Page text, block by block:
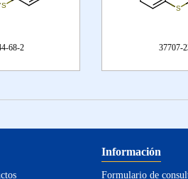
68-2 37707-
Información
Formulario de